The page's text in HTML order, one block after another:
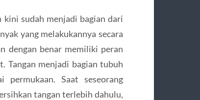
kini sudah menjadi bagian dari
yang melakukannya secara
dengan benar memiliki peran
Tangan menjadi bagian tubuh
permukaan. Saat seseorang
tangan terlebih dahulu,